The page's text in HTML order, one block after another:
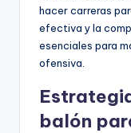
hacer carreras
efectiva y la
esenciales para
ofensiva.
balón